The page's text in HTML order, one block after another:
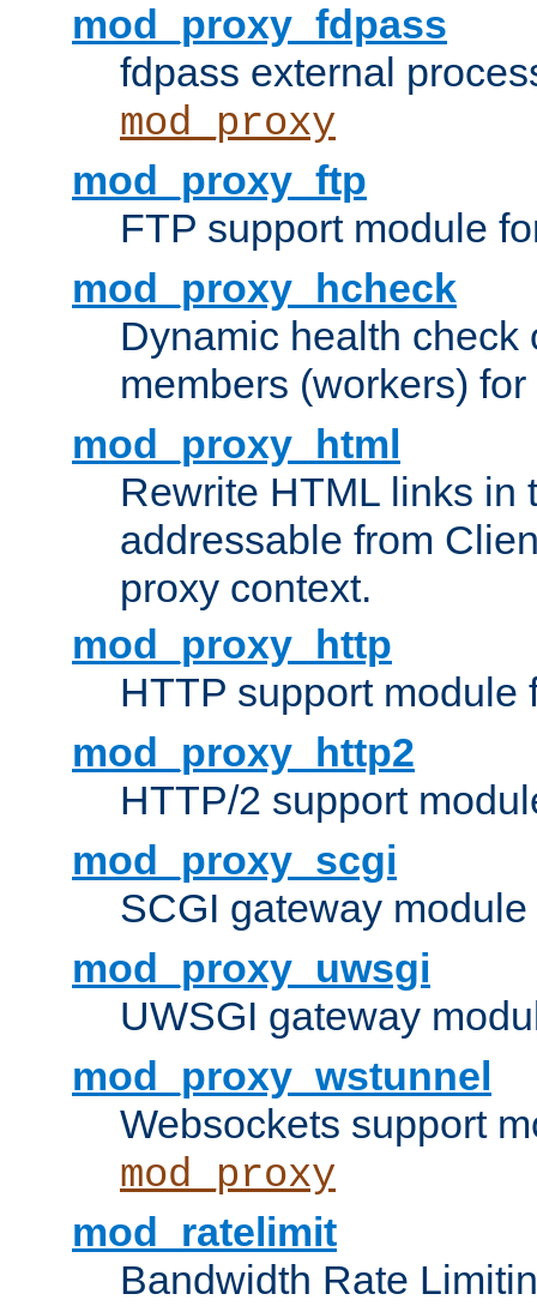
mod_proxy_fdpass
fdpass external
mod_proxy
mod_proxy_ftp
FTP support module
mod_proxy_hcheck
Dynamic health check
members (workers) for
mod_proxy_html
Rewrite HTML links in
addressable from
proxy context.
mod_proxy_http
HTTP support module
mod_proxy_http2
HTTP/2 support
mod_proxy_scgi
SCGI gateway
mod_proxy_uwsgi
UWSGI gateway
mod_proxy_wstunnel
Websockets support
mod_proxy
mod_ratelimit
Bandwidth Rate